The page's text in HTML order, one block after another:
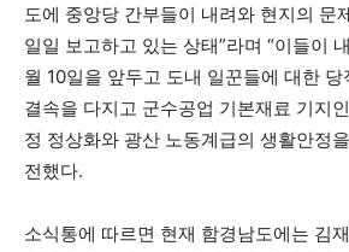
도에 중앙당 간부들이 내려와 현지의 문
일일 보고하고 있는 상태”라며 “이들이
월 10일을 앞두고 도내 일꾼들에 대한
결속을 다지고 군수공업 기본재료 기지
정 정상화와 광산 노동계급의 생활안정
전했다.
소식통에 따르면 현재 함경남도에는 김